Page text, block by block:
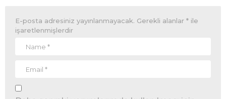
E-posta adresiniz yayınlanmayacak. Gerekli alanlar * ile
işaretlenmişlerdir